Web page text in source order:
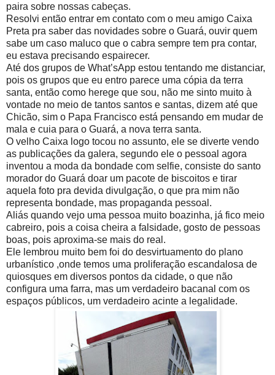
paira sobre nossas cabeças.
Resolvi então entrar em contato com o meu amigo Caixa
Preta pra saber das novidades sobre o Guará, ouvir quem
sabe um caso maluco que o cabra sempre tem pra contar,
eu estava precisando espairecer.
Até dos grupos de What’sApp estou tentando me distanciar,
pois os grupos que eu entro parece uma cópia da terra
santa, então como herege que sou, não me sinto muito à
vontade no meio de tantos santos e santas, dizem até que
Chicão, sim o Papa Francisco está pensando em mudar de
mala e cuia para o Guará, a nova terra santa.
O velho Caixa logo tocou no assunto, ele se diverte vendo
as publicações da galera, segundo ele o pessoal agora
inventou a moda da bondade com selfie, consiste do santo
morador do Guará doar um pacote de biscoitos e tirar
aquela foto pra devida divulgação, o que pra mim não
representa bondade, mas propaganda pessoal.
Aliás quando vejo uma pessoa muito boazinha, já fico meio
cabreiro, pois a coisa cheira a falsidade, gosto de pessoas
boas, pois aproxima-se mais do real.
Ele lembrou muito bem foi do desvirtuamento do plano
urbanístico ,onde temos uma proliferação escandalosa de
quiosques em diversos pontos da cidade, o que não
configura uma farra, mas um verdadeiro bacanal com os
espaços públicos, um verdadeiro acinte a legalidade.